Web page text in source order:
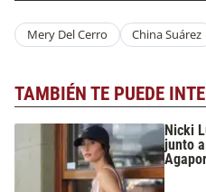
Mery Del Cerro China Suárez
TAMBIÉN TE PUEDE
Nicki
junto